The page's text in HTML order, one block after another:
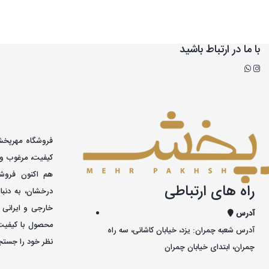
با ما در ارتباط باشید
راه های ارتباطی
آدرس
آدرس شعبه چمران: یزد، خیابان کاشانی، سه راه
چمران، ابتدای خیابان چمران
کيفيت، مرغوب
هم اکنون
درخشان، به
خارجی و
محصول با
نظر خود را